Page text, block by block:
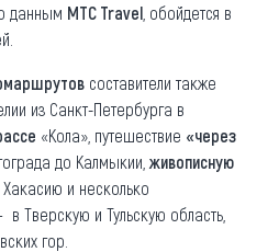
данным МТС Travel , обойдется в
составители также
из Санкт-Петербурга в
«Кола», путешествие «через
до Калмыкии, живописную
и несколько
в Тверскую и Тульскую область,
гор.